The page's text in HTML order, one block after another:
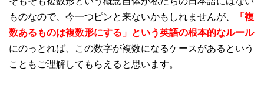
ものなので、今一つピンと来ないかもしれませんが、
「複
数あるものは複数形にする」という英語の根本的なルール
にのっとれば、この数字が複数になるケースがあるという
こともご理解してもらえると思います。